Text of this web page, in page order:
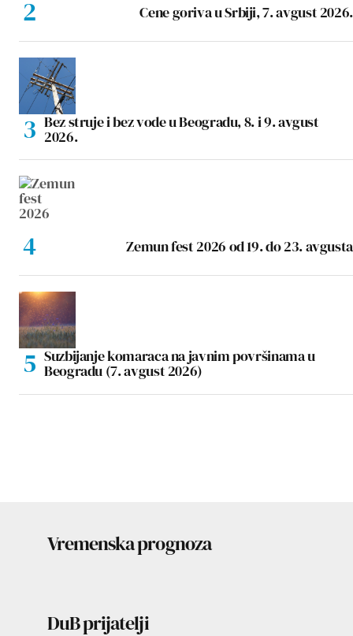
Cene goriva u Srbiji, 7. avgust 2026.
Bez struje i bez vode u Beogradu, 8. i 9. avgust
2026.
Zemun fest 2026 od 19. do 23. avgusta
Suzbijanje komaraca na javnim površinama u
Beogradu (7. avgust 2026)
Vremenska prognoza
DuB prijatelji